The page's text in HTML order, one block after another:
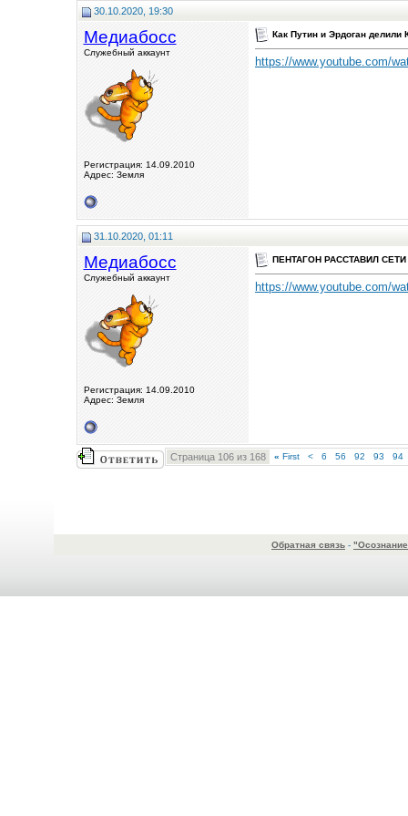
30.10.2020, 19:30
Медиабосс
Служебный аккаунт
Регистрация: 14.09.2010
Адрес: Земля
Как Путин и Эрдоган делили
https://www.youtube.com/
31.10.2020, 01:11
Медиабосс
Служебный аккаунт
Регистрация: 14.09.2010
Адрес: Земля
ПЕНТАГОН РАССТАВИЛ
https://www.youtube.com/
Страница 106 из 168 « First < 6 56 92 93 94
Обратная связь -